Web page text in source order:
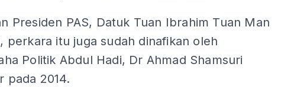
Presiden PAS, Datuk Tuan Ibrahim Tuan Man
perkara itu juga sudah dinafikan oleh
Politik Abdul Hadi, Dr Ahmad Shamsuri
pada 2014.